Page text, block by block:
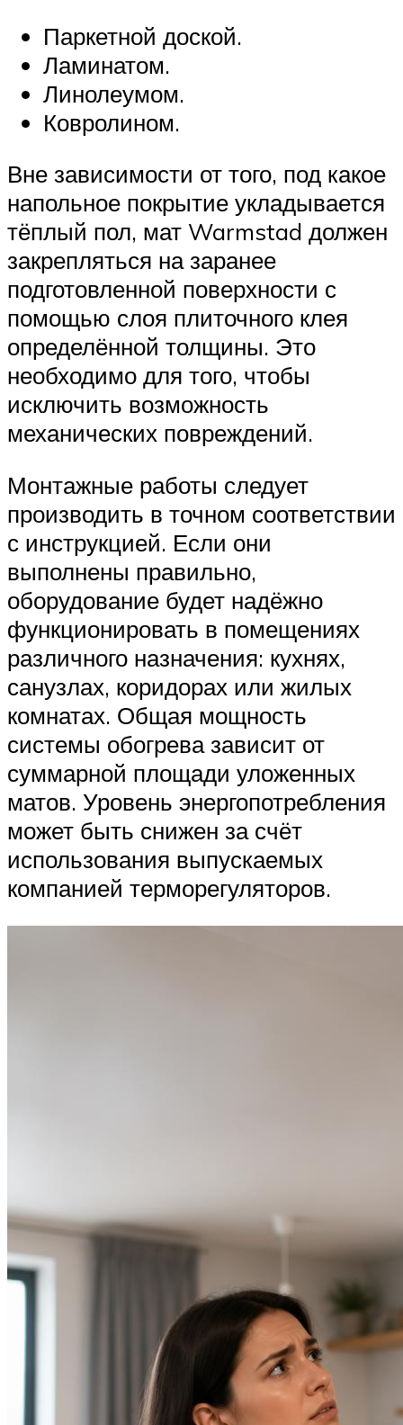
Паркетной доской.
Ламинатом.
Линолеумом.
Ковролином.
Вне зависимости от того, под какое
напольное покрытие укладывается
тёплый пол, мат Warmstad должен
закрепляться на заранее
подготовленной поверхности с
помощью слоя плиточного клея
определённой толщины. Это
необходимо для того, чтобы
исключить возможность
механических повреждений.
Монтажные работы следует
производить в точном соответствии
с инструкцией. Если они
выполнены правильно,
оборудование будет надёжно
функционировать в помещениях
различного назначения: кухнях,
санузлах, коридорах или жилых
комнатах. Общая мощность
системы обогрева зависит от
суммарной площади уложенных
матов. Уровень энергопотребления
может быть снижен за счёт
использования выпускаемых
компанией терморегуляторов.